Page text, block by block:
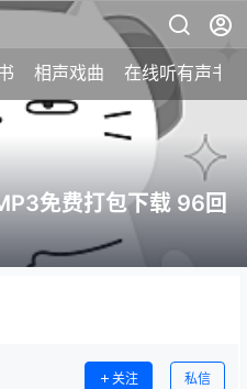
相声戏曲 在线听有声书
免费打包下载 96回
关注 私信